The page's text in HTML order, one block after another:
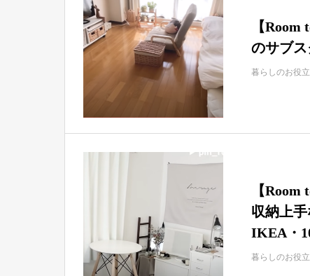
【
のサブ
暮らしのお役
【
収納上
IKEA・
暮らしのお役